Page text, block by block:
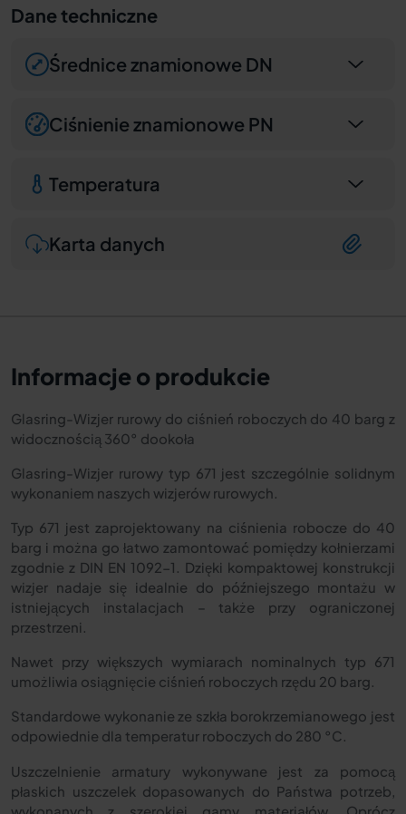
Dane techniczne
Średnice znamionowe DN
Ciśnienie znamionowe PN
Temperatura
Karta danych
Informacje o produkcie
Glasring-Wizjer rurowy do ciśnień roboczych do 40 barg z
widocznością 360° dookoła
Glasring-Wizjer rurowy typ 671 jest szczególnie solidnym
wykonaniem naszych wizjerów rurowych.
Typ 671 jest zaprojektowany na ciśnienia robocze do 40
barg i można go łatwo zamontować pomiędzy kołnierzami
zgodnie z DIN EN 1092-1. Dzięki kompaktowej konstrukcji
wizjer nadaje się idealnie do późniejszego montażu w
istniejących instalacjach – także przy ograniczonej
przestrzeni.
Nawet przy większych wymiarach nominalnych typ 671
umożliwia osiągnięcie ciśnień roboczych rzędu 20 barg.
Standardowe wykonanie ze szkła borokrzemianowego jest
odpowiednie dla temperatur roboczych do 280 °C.
Uszczelnienie armatury wykonywane jest za pomocą
płaskich uszczelek dopasowanych do Państwa potrzeb,